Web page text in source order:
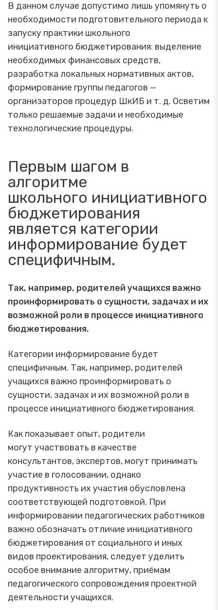
В данном случае допустимо лишь упомянуть о
необходимости подготовительного периода к
запуску практики школьного
инициативного бюджетирования: выделение
необходимых финансовых средств,
разработка локальных нормативных актов,
формирование группы педагогов —
организаторов процедур ШкИБ и т. д. Осветим
только решаемые задачи и необходимые
технологические процедуры.
Первым шагом в
алгоритме
школьного инициативного
бюджетирования
является категории
информирование будет
специфичным.
Так, например, родителей учащихся важно
проинформировать о сущности, задачах и их
возможной роли в процессе инициативного
бюджетирования.
Категории информирование будет
специфичным. Так, например, родителей
учащихся важно проинформировать о
сущности, задачах и их возможной роли в
процессе инициативного бюджетирования.
Как показывает опыт, родители
могут участвовать в качестве
консультантов, экспертов, могут принимать
участие в голосовании, однако
продуктивность их участия обусловлена
соответствующей подготовкой. При
информировании педагогических работников
важно обозначать отличие инициативного
бюджетирования от социального и иных
видов проектирования, следует уделить
особое внимание алгоритму, приёмам
педагогического сопровождения проектной
деятельности учащихся.